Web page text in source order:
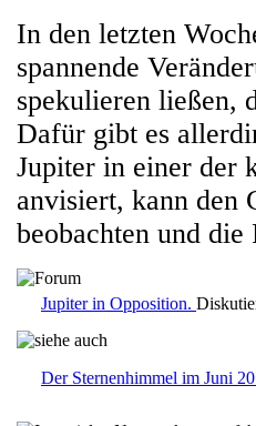
In den letzten
spannende
spekulieren ließen,
Dafür gibt es
Jupiter in einer der
anvisiert, kann den
beobachten und
Jupiter in Opposition.
Der Sternenhimmel im Juni